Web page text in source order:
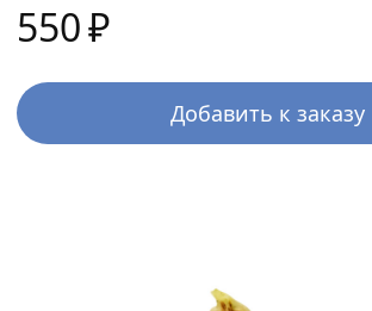
550₽
Добавить к заказу